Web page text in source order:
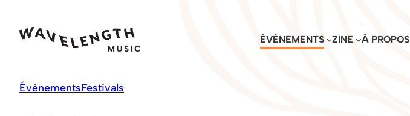
content
ÉVÉNEMENTS ZINE À PROPOS
ÉvénementsFestivals